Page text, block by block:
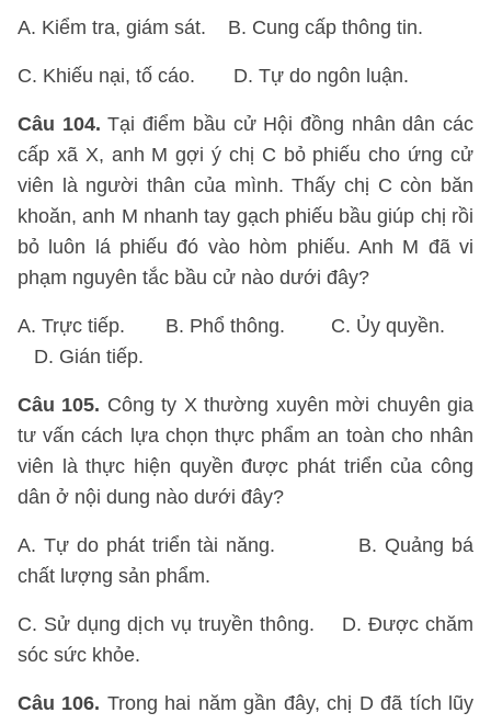
A. Kiểm tra, giám sát. B. Cung cấp thông tin.
C. Khiếu nại, tố cáo. D. Tự do ngôn luận.
Câu 104.Tại điểm bầu cử Hội đồng nhân dân các
cấp xã X, anh M gợi ý chị C bỏ phiếu cho ứng cử
viên là người thân của mình. Thấy chị C còn băn
khoăn, anh M nhanh tay gạch phiếu bầu giúp chị rồi
bỏ luôn lá phiếu đó vào hòm phiếu. Anh M đã vi
phạm nguyên tắc bầu cử nào dưới đây?
A. Trực tiếp. B. Phổ thông. C. Ủy quyền.
D. Gián tiếp.
Câu 105. Công ty X thường xuyên mời chuyên gia
tư vấn cách lựa chọn thực phẩm an toàn cho nhân
viên là thực hiện quyền được phát triển của công
dân ở nội dung nào dưới đây?
A. Tự do phát triển tài năng. B. Quảng bá
chất lượng sản phẩm.
C. Sử dụng dịch vụ truyền thông. D. Được chăm
sóc sức khỏe.
Câu 106. Trong hai năm gần đây, chị D đã tích lũy